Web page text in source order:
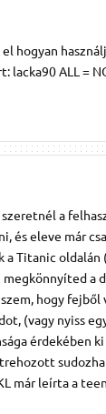
hogyan
lacka90 ALL =
a
és eleve már
Titanic oldalán
a
hogy fejből
(vagy nyiss
érdekében
már leírta a